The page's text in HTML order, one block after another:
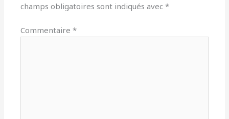
champs obligatoires sont indiqués avec*
Commentaire*